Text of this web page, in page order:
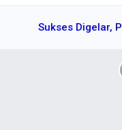
Sukses Digelar,